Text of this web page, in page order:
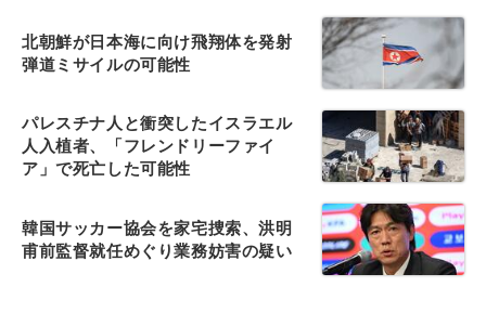
北朝鮮が日本海に向け飛翔体を発射
弾道ミサイルの可能性
パレスチナ人と衝突したイスラエル
人入植者、「フレンドリーファイ
ア」で死亡した可能性
韓国サッカー協会を家宅捜索、洪明
甫前監督就任めぐり業務妨害の疑い